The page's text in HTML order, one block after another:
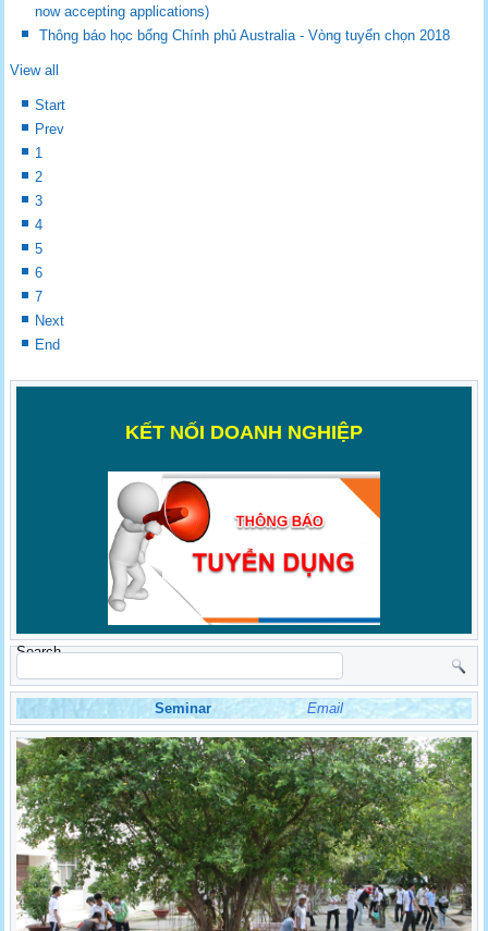
now accepting applications)
Thông báo học bổng Chính phủ Australia - Vòng tuyển chọn 2018
View all
Start
Prev
1
2
3
4
5
6
7
Next
End
KẾT NỐI DOANH NGHIỆP
Search
Seminar Email